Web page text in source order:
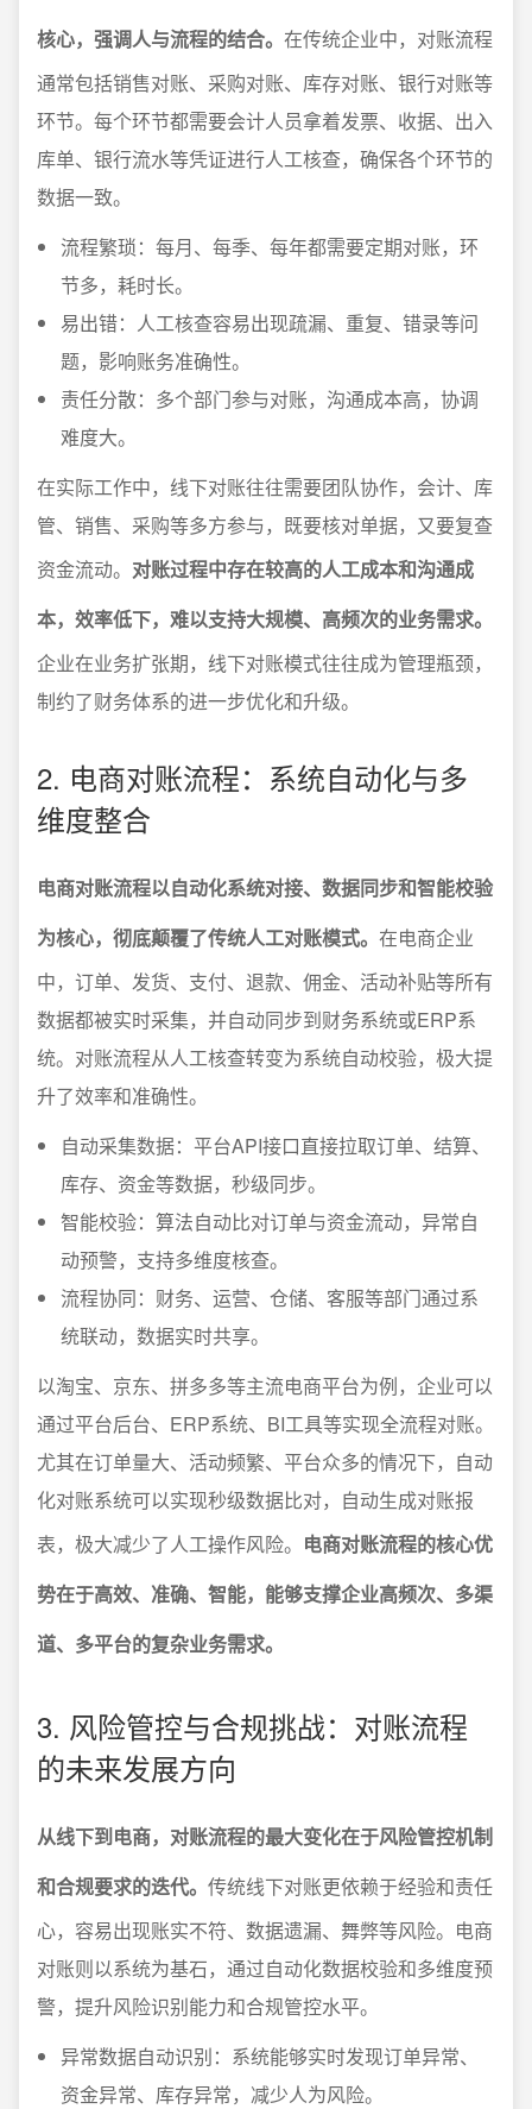
核心，强调人与流程的结合。 在传统企业中，对账流程
通常包括销售对账、采购对账、库存对账、银行对账等
环节。每个环节都需要会计人员拿着发票、收据、出入
库单、银行流水等凭证进行人工核查，确保各个环节的
数据一致。
流程繁琐：每月、每季、每年都需要定期对账，环
节多，耗时长。
易出错：人工核查容易出现疏漏、重复、错录等问
题，影响账务准确性。
责任分散：多个部门参与对账，沟通成本高，协调
难度大。
在实际工作中，线下对账往往需要团队协作，会计、库
管、销售、采购等多方参与，既要核对单据，又要复查
资金流动。 对账过程中存在较高的人工成本和沟通成
本，效率低下，难以支持大规模、高频次的业务需求。
企业在业务扩张期，线下对账模式往往成为管理瓶颈，
制约了财务体系的进一步优化和升级。
2. 电商对账流程：系统自动化与多
维度整合
电商对账流程以自动化系统对接、数据同步和智能校验
为核心，彻底颠覆了传统人工对账模式。 在电商企业
中，订单、发货、支付、退款、佣金、活动补贴等所有
数据都被实时采集，并自动同步到财务系统或ERP系
统。对账流程从人工核查转变为系统自动校验，极大提
升了效率和准确性。
自动采集数据：平台API接口直接拉取订单、结算、
库存、资金等数据，秒级同步。
智能校验：算法自动比对订单与资金流动，异常自
动预警，支持多维度核查。
流程协同：财务、运营、仓储、客服等部门通过系
统联动，数据实时共享。
以淘宝、京东、拼多多等主流电商平台为例，企业可以
通过平台后台、ERP系统、BI工具等实现全流程对账。
尤其在订单量大、活动频繁、平台众多的情况下，自动
化对账系统可以实现秒级数据比对，自动生成对账报
表，极大减少了人工操作风险。 电商对账流程的核心优
势在于高效、准确、智能，能够支撑企业高频次、多渠
道、多平台的复杂业务需求。
3. 风险管控与合规挑战：对账流程
的未来发展方向
从线下到电商，对账流程的最大变化在于风险管控机制
和合规要求的迭代。 传统线下对账更依赖于经验和责任
心，容易出现账实不符、数据遗漏、舞弊等风险。电商
对账则以系统为基石，通过自动化数据校验和多维度预
警，提升风险识别能力和合规管控水平。
异常数据自动识别：系统能够实时发现订单异常、
资金异常、库存异常，减少人为风险。